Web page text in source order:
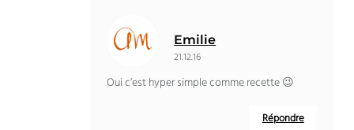
Emilie
21.12.16
Oui c’est hyper simple comme recette 😉
Répondre